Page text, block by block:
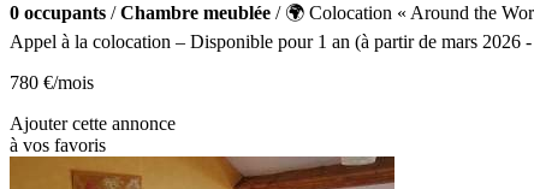
0 occupants /Chambre meublée / 🌍 Colocation « Around the
Appel à la colocation – Disponible pour 1 an (à partir de mars 2026 -
780 €/mois
Ajouter cette annonce
à vos favoris